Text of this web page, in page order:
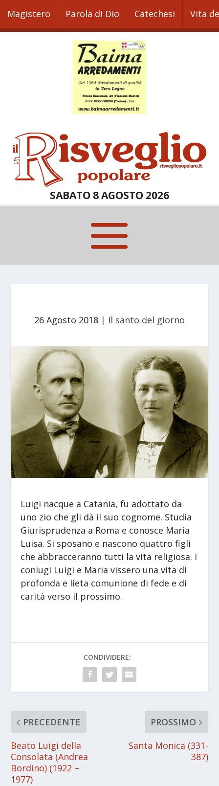
Magistero Parola di Dio Catechesi Vita
SABATO 8 AGOSTO 2026
26 Agosto 2018 | Il santo del giorno
Luigi nacque a Catania, fu adottato da
uno zio che gli dà il suo cognome. Studia
Giurisprudenza a Roma e conosce Maria
Luisa. Si sposano e nascono quattro figli
che abbracceranno tutti la vita religiosa. I
coniugi Luigi e Maria vissero una vita di
profonda e lieta comunione di fede e di
carità verso il prossimo.
CONDIVIDERE:
PRECEDENTE
Beato Luigi della
Consolata (Andrea
Bordino) (1922 –
1977)
PROSSIMO
Santa Monica (331-
387)